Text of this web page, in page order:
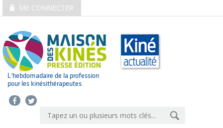
ME CONNECTER
L’hebdomadaire de la profession
pour les kinésithérapeutes